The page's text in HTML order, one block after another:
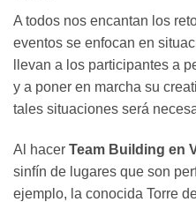
A todos nos encantan los
eventos se enfocan en
llevan a los participantes a
y a poner en marcha su
tales situaciones será
Al hacer Team Building en
sinfín de lugares que son
ejemplo, la conocida Torre